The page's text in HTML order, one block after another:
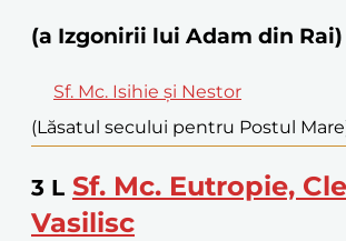
(a Izgonirii lui Adam din Rai)
Sf. Mc. Isihie şi Nestor
(Lăsatul secului pentru Postul
3 L Sf. Mc. Eutropie,
Vasilisc